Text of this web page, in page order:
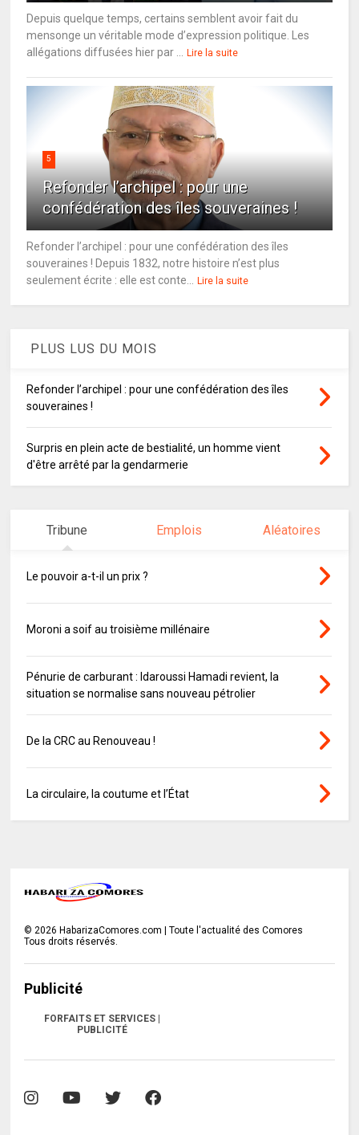
Depuis quelque temps, certains semblent avoir fait du
mensonge un véritable mode d’expression politique. Les
allégations diffusées hier par ...
Lire la suite
5
Refonder l’archipel : pour une
confédération des îles souveraines !
Refonder l’archipel : pour une confédération des îles
souveraines ! Depuis 1832, notre histoire n’est plus
seulement écrite : elle est conte...
Lire la suite
PLUS LUS DU MOIS
Refonder l’archipel : pour une confédération des îles
souveraines !
Surpris en plein acte de bestialité, un homme vient
d'être arrêté par la gendarmerie
Tribune Emplois Aléatoires
Le pouvoir a-t-il un prix ?
Moroni a soif au troisième millénaire
Pénurie de carburant : Idaroussi Hamadi revient, la
situation se normalise sans nouveau pétrolier
De la CRC au Renouveau !
La circulaire, la coutume et l’État
©2026 HabarizaComores.com | Toute l'actualité des Comores
Tous droits réservés.
Publicité
FORFAITS ET SERVICES |
PUBLICITÉ